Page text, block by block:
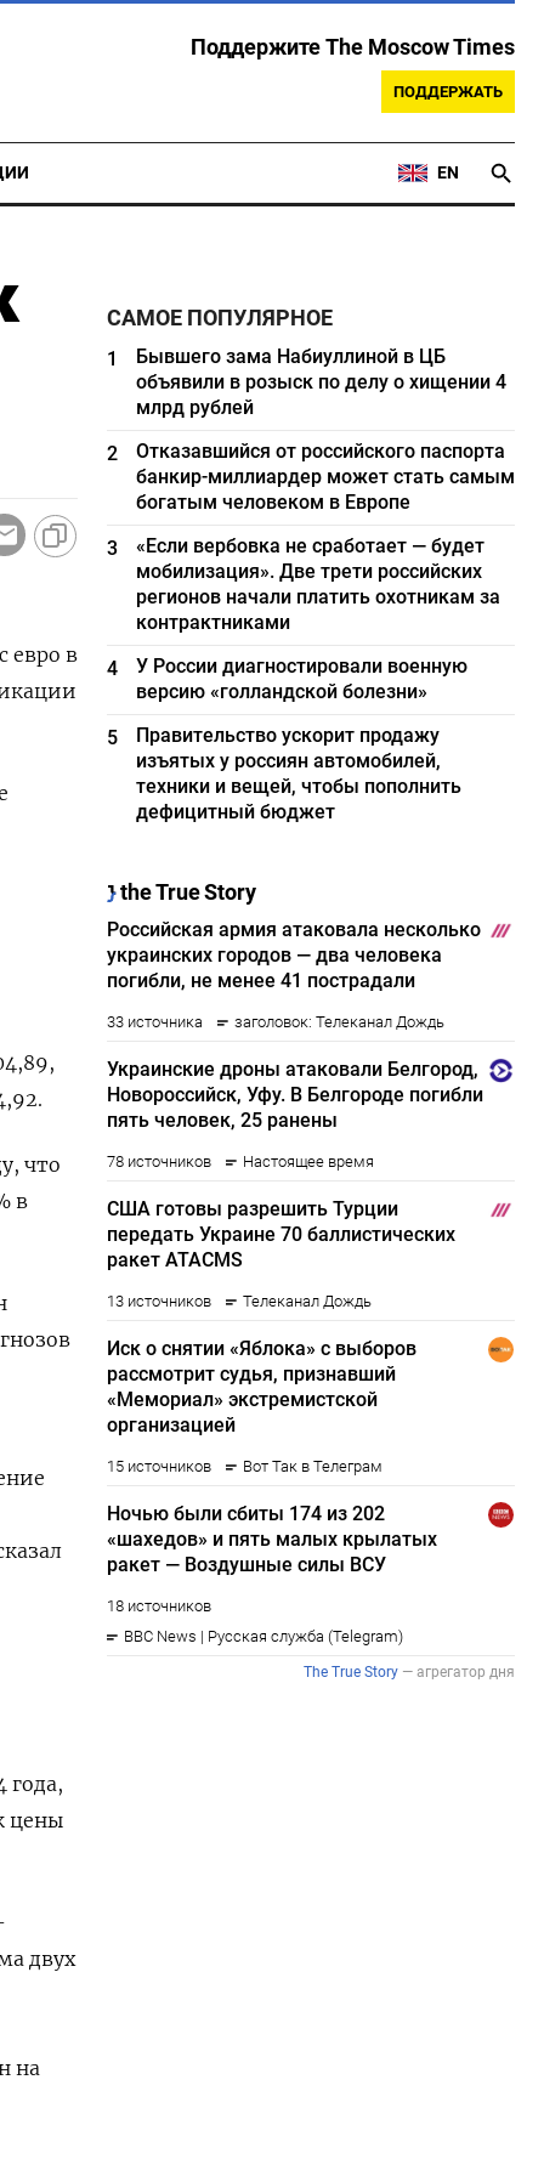
Поддержите The Moscow Times
ПОДДЕРЖАТЬ
EN
евро в
что
в
года,
цены
двух
на
САМОЕ ПОПУЛЯРНОЕ
1
Бывшего зама Набиуллиной в ЦБ
объявили в розыск по делу о хищении 4
млрд рублей
2
Отказавшийся от российского паспорта
банкир-миллиардер может стать самым
богатым человеком в Европе
3
«Если вербовка не сработает — будет
мобилизация». Две трети российских
регионов начали платить охотникам за
контрактниками
4
У России диагностировали военную
версию «голландской болезни»
5
Правительство ускорит продажу
изъятых у россиян автомобилей,
техники и вещей, чтобы пополнить
дефицитный бюджет